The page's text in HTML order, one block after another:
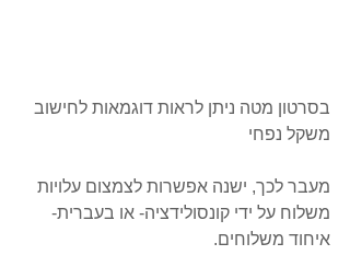
בסרטון מטה ניתן לראות דוגמאות לחישוב
משקל נפחי
מעבר לכך, ישנה אפשרות לצמצום עלויות
משלוח על ידי קונסולידציה- או בעברית-
איחוד משלוחים.